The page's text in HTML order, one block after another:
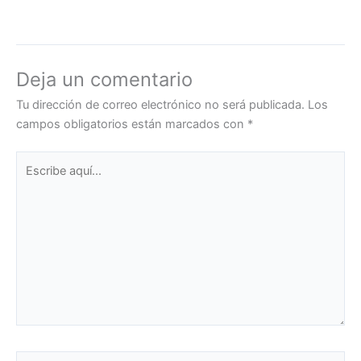
Deja un comentario
Tu dirección de correo electrónico no será publicada. Los
campos obligatorios están marcados con *
aquí...